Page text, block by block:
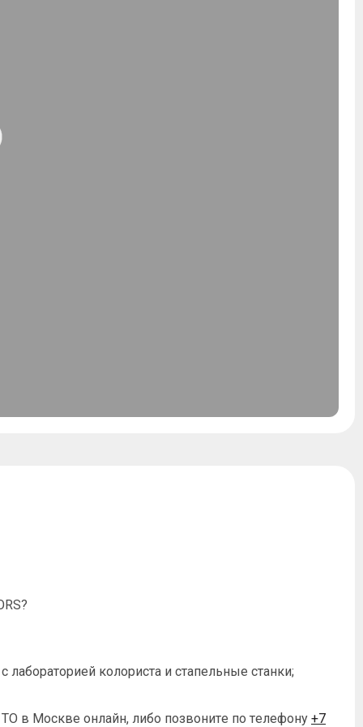
колориста и стапельные станки;
в Москве онлайн, либо позвоните по телефону +7